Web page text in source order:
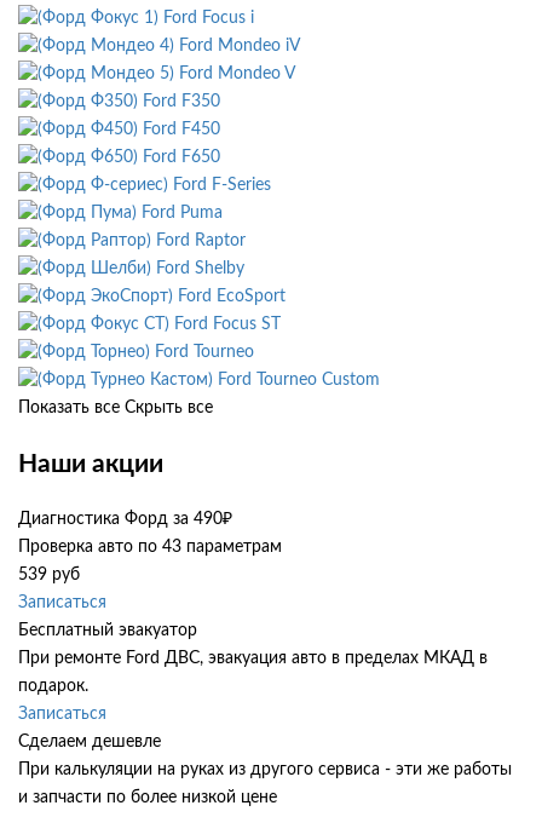
Ford Focus i
Ford Mondeo iV
Ford Mondeo V
Ford F350
Ford F450
Ford F650
Ford F-Series
Ford Puma
Ford Raptor
Ford Shelby
Ford EcoSport
Ford Focus ST
Ford Tourneo
Ford Tourneo Custom
Показать все Скрыть все
Наши акции
Диагностика Форд за 490₽
Проверка авто по 43 параметрам
539 руб
Записаться
Бесплатный эвакуатор
При ремонте Ford ДВС, эвакуация авто в пределах МКАД в
подарок.
Записаться
Сделаем дешевле
При калькуляции на руках из другого сервиса - эти же работы
и запчасти по более низкой цене